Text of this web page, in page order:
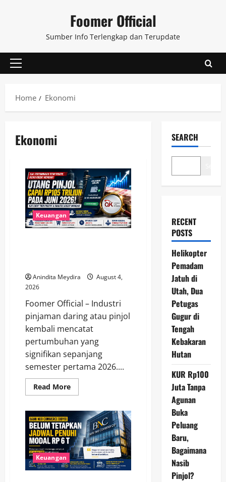
Foomer Official
Sumber Info Terlengkap dan Terupdate
Primary
Home
Ekonomi
Ekonomi
Keuangan
Anindita Meydira
August 4,
2026
Foomer Official – Industri
pinjaman daring atau pinjol
kembali mencatat
pertumbuhan yang
signifikan sepanjang
semester pertama 2026....
Read MoreRead
more
Pinjol
Masyarakat
Tembus
Rp105
Triliun,
OJK
Sebut
Kualitas
Kredit
Keuangan
SEARCH
RECENT
POSTS
Helikopter
Pemadam
Jatuh di
Utah, Dua
Petugas
Gugur di
Tengah
Kebakaran
Hutan
KUR Rp100
Juta Tanpa
Agunan
Buka
Peluang
Baru,
Bagaimana
Nasib
Pinjol?